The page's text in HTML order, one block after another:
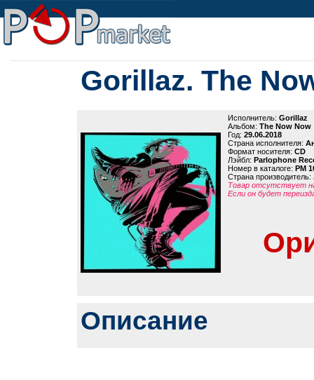
Gorillaz. The
Исполнитель: Gorillaz
Альбом: The Now Now
Год: 29.06.2018
Страна исполнителя:
Формат носителя: CD
Лэйбл: Parlophone
Номер в каталоге: PM
Страна производитель:
Товар отсутствует
Если он будет
Описание